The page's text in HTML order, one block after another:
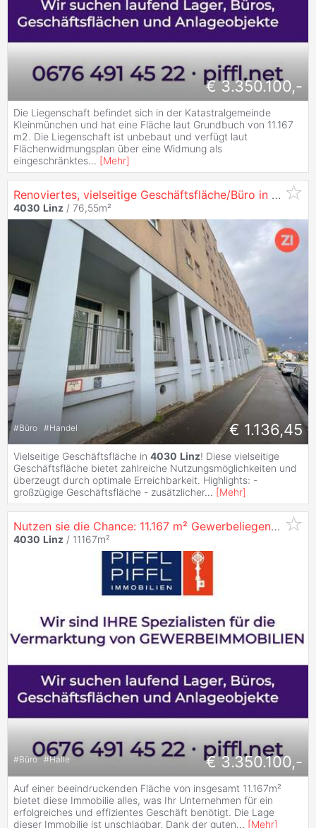
€ 3.350.100,-
Die Liegenschaft befindet sich in der Katastralgemeinde
Kleinmünchen und hat eine Fläche laut Grundbuch von 11.167
m2. Die Liegenschaft ist unbebaut und verfügt laut
Flächenwidmungsplan über eine Widmung als
eingeschränktes... [Mehr]
Renoviertes, vielseitige Geschäftsfläche/Büro in der Hartheimerstraße in
4030 Linz / 76,55m²
#Büro #Handel € 1.136,45
Vielseitige Geschäftsfläche in 4030 Linz! Diese vielseitige
Geschäftsfläche bietet zahlreiche Nutzungsmöglichkeiten und
überzeugt durch optimale Erreichbarkeit. Highlights: -
großzügige Geschäftsfläche - zusätzlicher... [Mehr]
Nutzen sie die Chance: 11.167 m² Gewerbeliegenschaft in
4030 Linz / 11167m²
#Büro #Halle € 3.350.100,-
Auf einer beeindruckenden Fläche von insgesamt 11.167m²
bietet diese Immobilie alles, was Ihr Unternehmen für ein
erfolgreiches und effizientes Geschäft benötigt. Die Lage
dieser Immobilie ist unschlagbar. Dank der guten... [Mehr]